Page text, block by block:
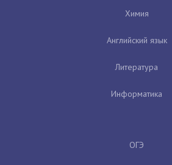
Химия
Английский язык
Литература
Информатика
ОГЭ